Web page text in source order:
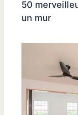
50
un mur